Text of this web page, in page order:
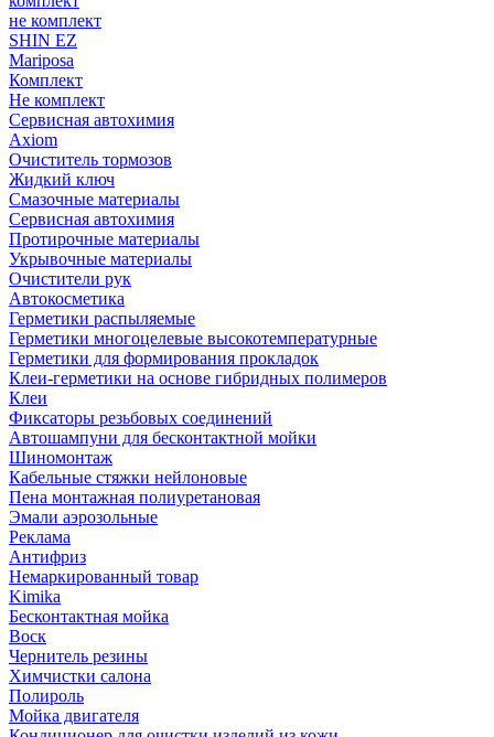
не комплект
SHIN EZ
Mariposa
Комплект
Не комплект
Сервисная автохимия
Axiom
Очиститель тормозов
Жидкий ключ
Смазочные материалы
Сервисная автохимия
Протирочные материалы
Укрывочные материалы
Очистители рук
Автокосметика
Герметики распыляемые
Герметики многоцелевые высокотемпературные
Герметики для формирования прокладок
Клеи-герметики на основе гибридных полимеров
Клеи
Фиксаторы резьбовых соединений
Автошампуни для бесконтактной мойки
Шиномонтаж
Кабельные стяжки нейлоновые
Пена монтажная полиуретановая
Эмали аэрозольные
Реклама
Антифриз
Немаркированный товар
Kimika
Бесконтактная мойка
Воск
Чернитель резины
Химчистки салона
Полироль
Мойка двигателя